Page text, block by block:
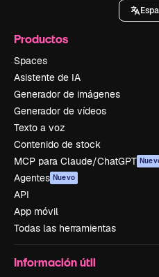
Productos
Spaces
Asistente de IA
Generador de imágenes
Generador de vídeos
Texto a voz
Contenido de stock
MCP para Claude/ChatGPT
Agentes Nuevo
API
App móvil
Todas las herramientas
Información útil